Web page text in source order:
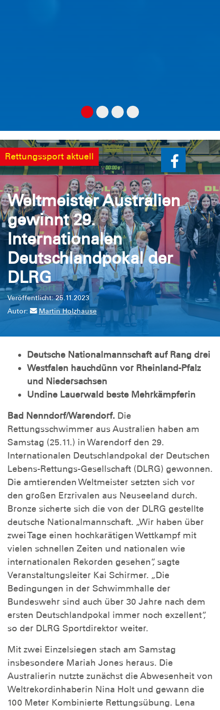
Rettungssport aktuell
Weltmeister Australien
gewinnt 29.
Internationalen
Deutschlandpokal der
DLRG
Veröffentlicht: 25.11.2023
Autor:
Martin Holzhause
Deutsche Nationalmannschaft auf Rang drei
Westfalen hauchdünn vor Rheinland-Pfalz
und Niedersachsen
Undine Lauerwald beste Mehrkämpferin
Bad Nenndorf/Warendorf. Die
Rettungsschwimmer aus Australien haben am
Samstag (25.11.) in Warendorf den 29.
Internationalen Deutschlandpokal der Deutschen
Lebens-Rettungs-Gesellschaft (DLRG) gewonnen.
Die amtierenden Weltmeister setzten sich vor
den großen Erzrivalen aus Neuseeland durch.
Bronze sicherte sich die von der DLRG gestellte
deutsche Nationalmannschaft. „Wir haben über
zwei Tage einen hochkarätigen Wettkampf mit
vielen schnellen Zeiten und nationalen wie
internationalen Rekorden gesehen“, sagte
Veranstaltungsleiter Kai Schirmer. „Die
Bedingungen in der Schwimmhalle der
Bundeswehr sind auch über 30 Jahre nach dem
ersten Deutschlandpokal immer noch exzellent“,
so der DLRG Sportdirektor weiter.
Mit zwei Einzelsiegen stach am Samstag
insbesondere Mariah Jones heraus. Die
Australierin nutzte zunächst die Abwesenheit von
Weltrekordinhaberin Nina Holt und gewann die
100 Meter Kombinierte Rettungsübung. Lena